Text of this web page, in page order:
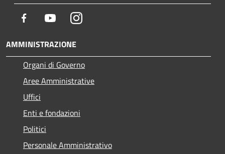
Facebook YoutubeInstagram
AMMINISTRAZIONE
Organi di Governo
Aree Amministrative
Uffici
Enti e fondazioni
Politici
Personale Amministrativo